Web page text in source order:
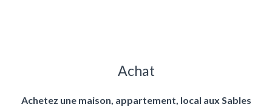
Achat
Achetez une maison, appartement, local aux Sables